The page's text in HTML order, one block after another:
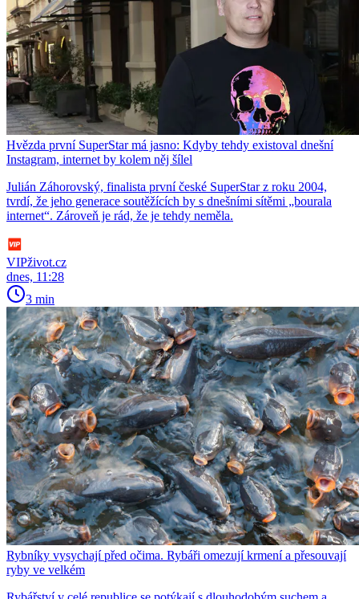
Hvězda první SuperStar má jasno: Kdyby tehdy existoval dnešní
Instagram, internet by kolem něj šílel
Julián Záhorovský, finalista první české SuperStar z roku 2004,
tvrdí, že jeho generace soutěžících by s dnešními sítěmi „bourala
internet“. Zároveň je rád, že je tehdy neměla.
VIPživot.cz
dnes, 11:28
3 min
Rybníky vysychají před očima. Rybáři omezují krmení a přesouvají
ryby ve velkém